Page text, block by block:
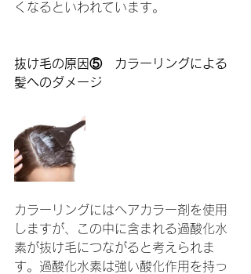
くなるといわれています。
抜け毛の原因⑤　カラーリングによる
髪へのダメージ
カラーリングにはヘアカラー剤を使用
しますが、この中に含まれる過酸化水
素が抜け毛につながると考えられま
す。過酸化水素は強い酸化作用を持っ